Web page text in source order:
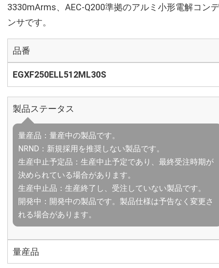
3330mArms、AEC-Q200準拠のアルミ小形電解コンデ
ンサです。
品番
EGXF250ELL512ML30S
製品ステータス
量産品：量産中の製品です。
NRND：新規採用を推奨しない製品です。
生産中止予定品：生産中止予定であり、最終受注時期が
決められている場合があります。
生産中止品：生産終了し、受注していない製品です。
開発中：開発中の製品です。製品仕様は予告なく変更さ
れる場合があります。
量産品